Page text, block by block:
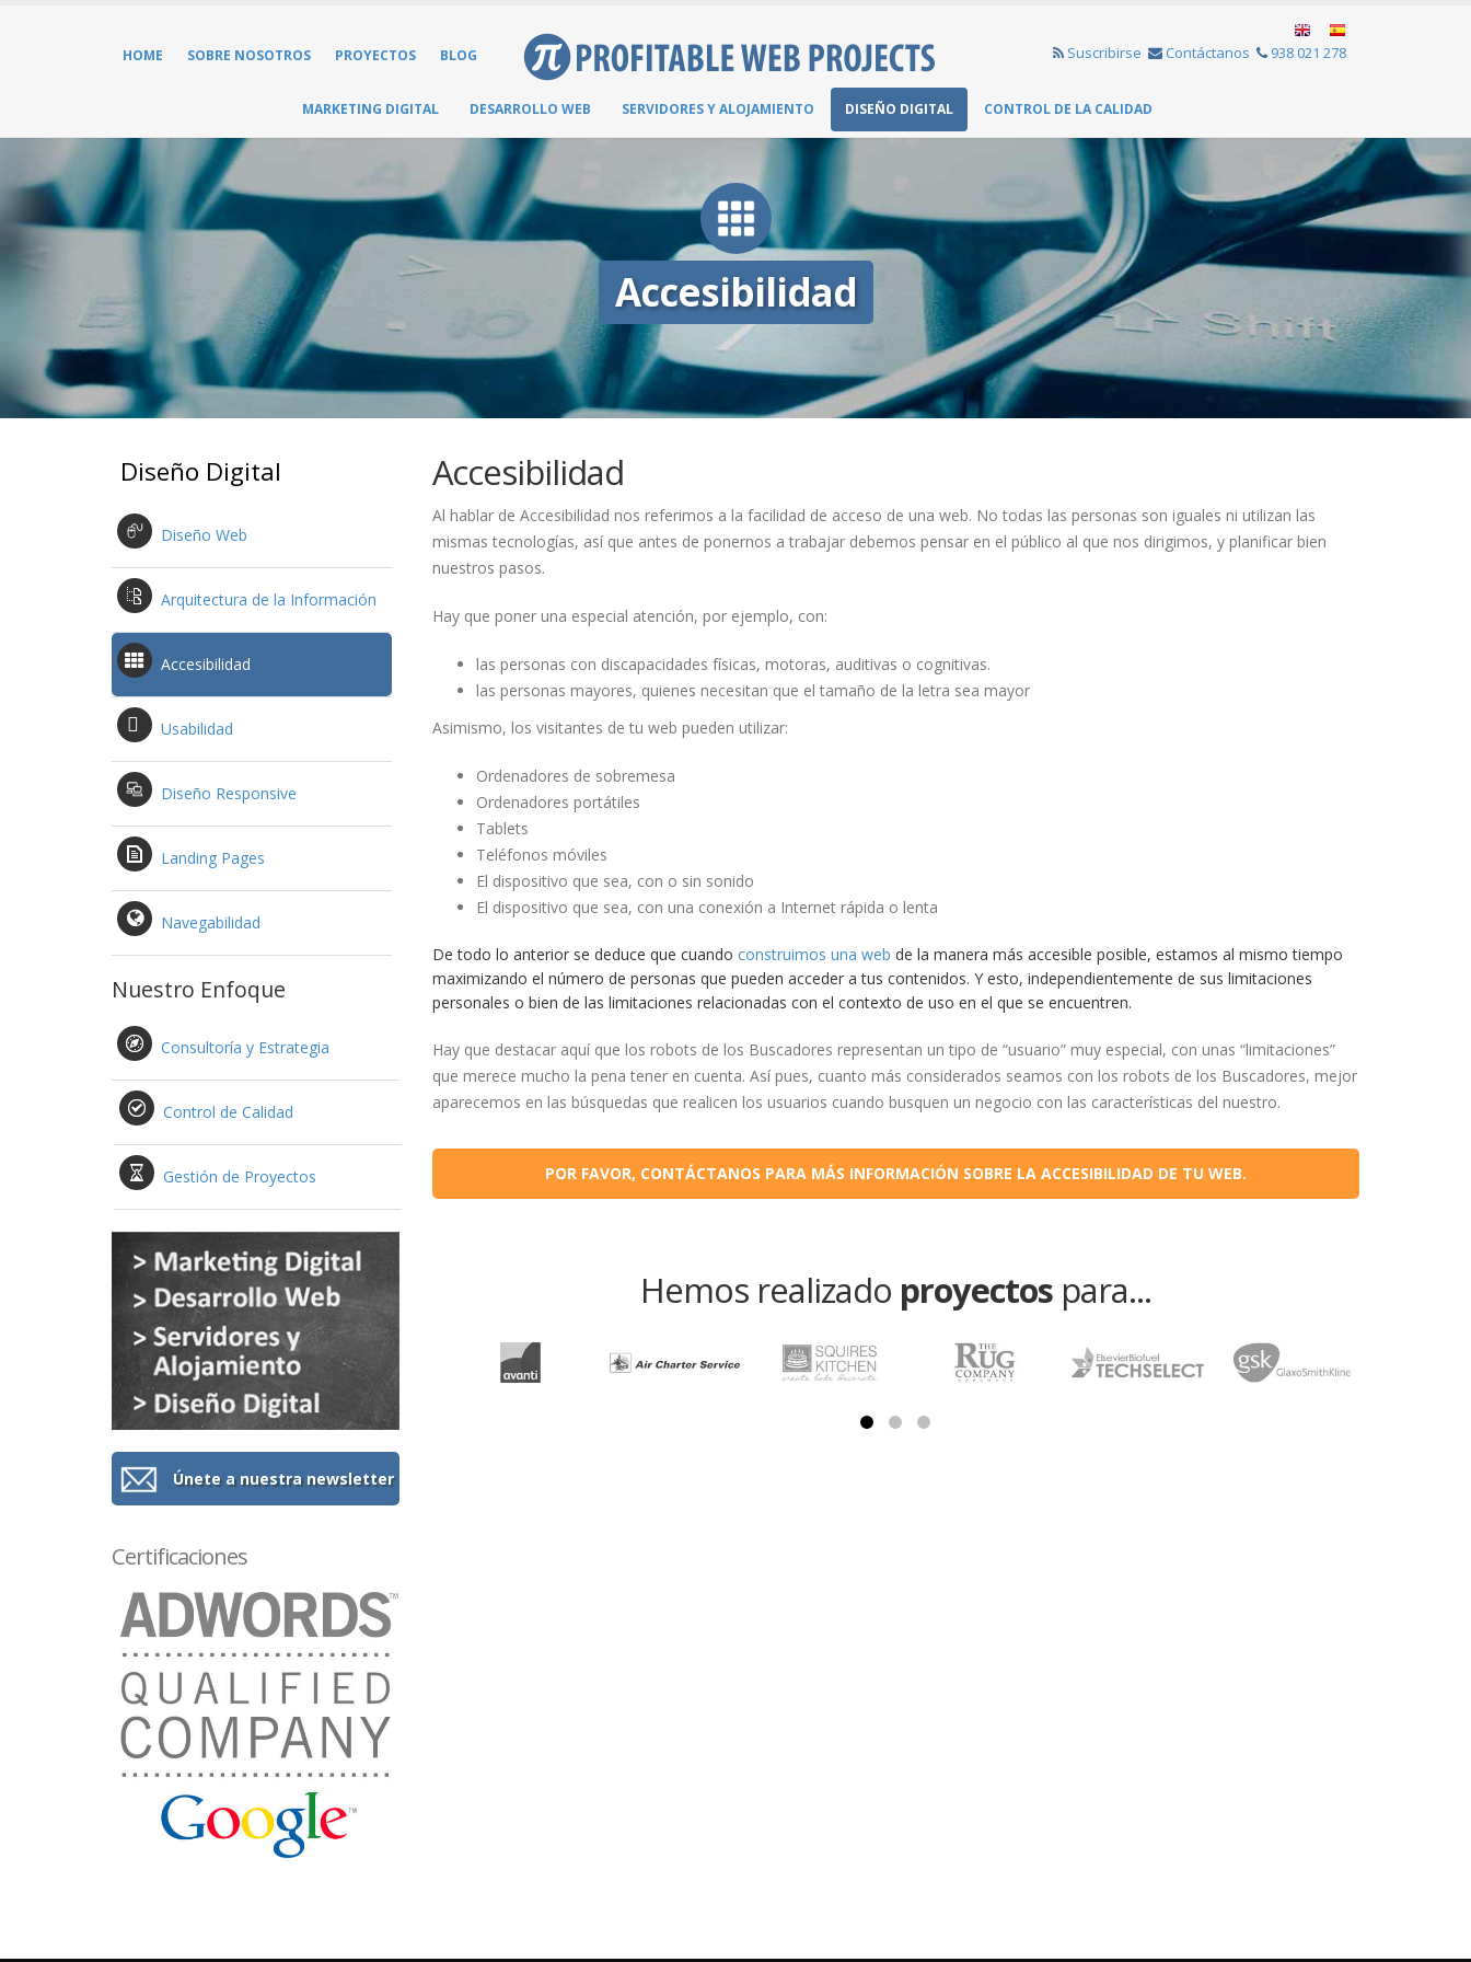
HOME SOBRE NOSOTROS PROYECTOS BLOG Suscribirse Contáctanos 938 021 278
MARKETING DIGITAL DESARROLLO WEB SERVIDORES Y ALOJAMIENTO DISEÑO DIGITAL CONTROL DE LA CALIDAD
Accesibilidad
Diseño Digital
Diseño Web
Arquitectura de la Información
Accesibilidad
Usabilidad
Diseño Responsive
Landing Pages
Navegabilidad
Nuestro Enfoque
Consultoría y Estrategia
Control de Calidad
Gestión de Proyectos
Únete a nuestra newsletter
Certificaciones
Accesibilidad
Al hablar de Accesibilidad nos referimos a la facilidad de acceso de una web. No todas las personas son iguales ni utilizan las
mismas tecnologías, así que antes de ponernos a trabajar debemos pensar en el público al que nos dirigimos, y planificar bien
nuestros pasos.
Hay que poner una especial atención, por ejemplo, con:
las personas con discapacidades físicas, motoras, auditivas o cognitivas.
las personas mayores, quienes necesitan que el tamaño de la letra sea mayor
Asimismo, los visitantes de tu web pueden utilizar:
Ordenadores de sobremesa
Ordenadores portátiles
Tablets
Teléfonos móviles
El dispositivo que sea, con o sin sonido
El dispositivo que sea, con una conexión a Internet rápida o lenta
De todo lo anterior se deduce que cuando construimos una web de la manera más accesible posible, estamos al mismo tiempo
maximizando el número de personas que pueden acceder a tus contenidos. Y esto, independientemente de sus limitaciones
personales o bien de las limitaciones relacionadas con el contexto de uso en el que se encuentren.
Hay que destacar aquí que los robots de los Buscadores representan un tipo de “usuario” muy especial, con unas “limitaciones”
que merece mucho la pena tener en cuenta. Así pues, cuanto más considerados seamos con los robots de los Buscadores, mejor
aparecemos en las búsquedas que realicen los usuarios cuando busquen un negocio con las características del nuestro.
POR FAVOR, CONTÁCTANOS PARA MÁS INFORMACIÓN SOBRE LA ACCESIBILIDAD DE TU WEB.
Hemos realizado proyectos para...